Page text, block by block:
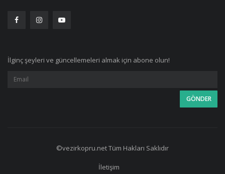
İlginç şeyleri ve güncellemeleri almak için abone olun!
©vezirkopru.net Tüm Hakları Saklıdır
İletişim